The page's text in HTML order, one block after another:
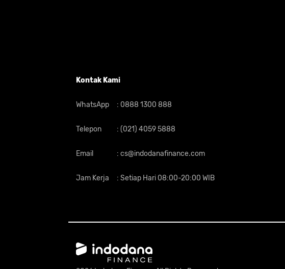
Kontak Kami
WhatsApp : 0888 1300 888
Telepon : (021) 4059 5888
Email : cs@indodanafinance.com
Jam Kerja : Setiap Hari 08:00-20:00 WIB